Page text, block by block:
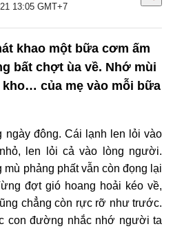
13:05 GMT+7
khao một bữa cơm ấm
bất chợt ùa về. Nhớ mùi
của mẹ vào mỗi bữa
ngày đông. Cái lạnh len lỏi vào
len lỏi cả vào lòng người.
phảng phất vẫn còn đọng lại
đợt gió hoang hoải kéo về,
chẳng còn rực rỡ như trước.
con đường nhắc nhớ người ta